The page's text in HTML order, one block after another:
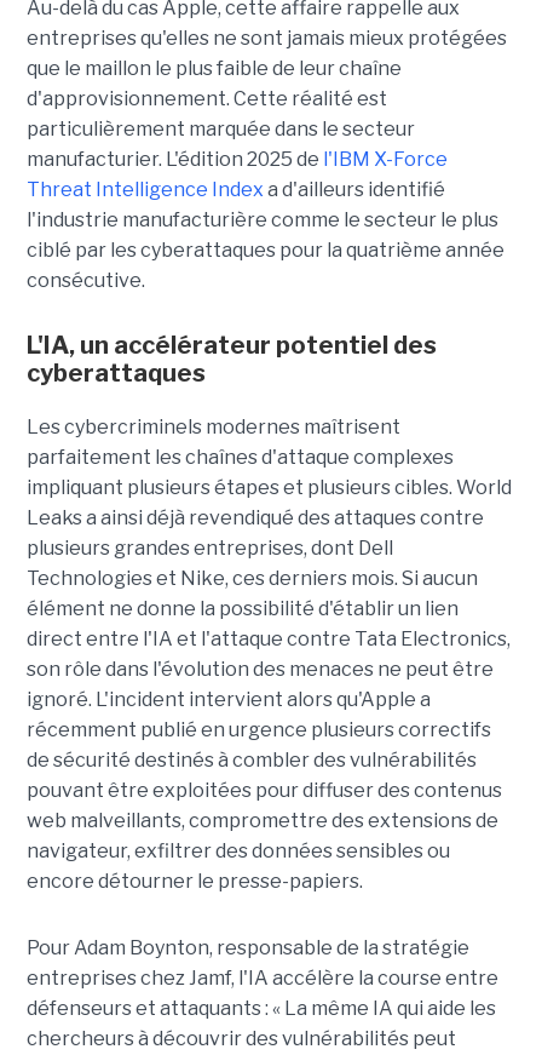
Au-delà du cas Apple, cette affaire rappelle aux
entreprises qu'elles ne sont jamais mieux protégées
que le maillon le plus faible de leur chaîne
d'approvisionnement. Cette réalité est
particulièrement marquée dans le secteur
manufacturier. L'édition 2025 de l'IBM X-Force
Threat Intelligence Index a d'ailleurs identifié
l'industrie manufacturière comme le secteur le plus
ciblé par les cyberattaques pour la quatrième année
consécutive.
L'IA, un accélérateur potentiel des
cyberattaques
Les cybercriminels modernes maîtrisent
parfaitement les chaînes d'attaque complexes
impliquant plusieurs étapes et plusieurs cibles. World
Leaks a ainsi déjà revendiqué des attaques contre
plusieurs grandes entreprises, dont Dell
Technologies et Nike, ces derniers mois. Si aucun
élément ne donne la possibilité d'établir un lien
direct entre l'IA et l'attaque contre Tata Electronics,
son rôle dans l'évolution des menaces ne peut être
ignoré. L'incident intervient alors qu'Apple a
récemment publié en urgence plusieurs correctifs
de sécurité destinés à combler des vulnérabilités
pouvant être exploitées pour diffuser des contenus
web malveillants, compromettre des extensions de
navigateur, exfiltrer des données sensibles ou
encore détourner le presse-papiers.
PourAdam Boynton, responsable de la stratégie
entreprises chezJamf, l'IA accélère la course entre
défenseurs et attaquants : « La même IA qui aide les
chercheurs à découvrir des vulnérabilités peut